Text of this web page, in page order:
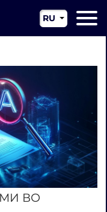
О нас
услуги
RU
EN
ВО